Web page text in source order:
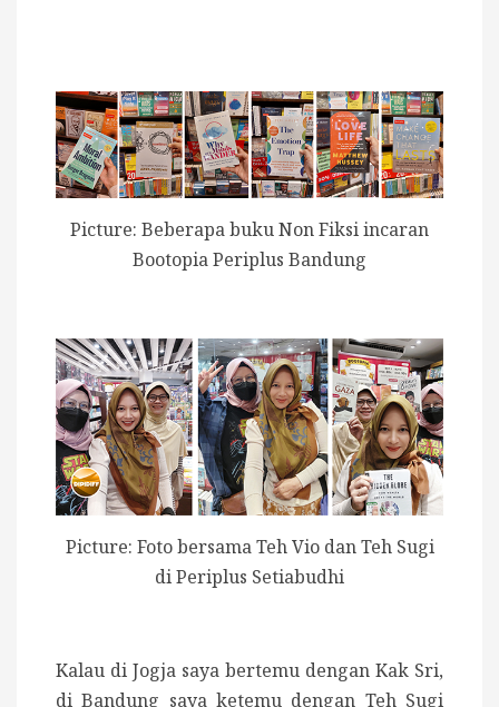
Picture: Beberapa buku Non Fiksi incaran
Bootopia Periplus Bandung
Picture: Foto bersama Teh Vio dan Teh Sugi
di Periplus Setiabudhi
Kalau di Jogja saya bertemu dengan Kak Sri,
di Bandung saya ketemu dengan Teh Sugi